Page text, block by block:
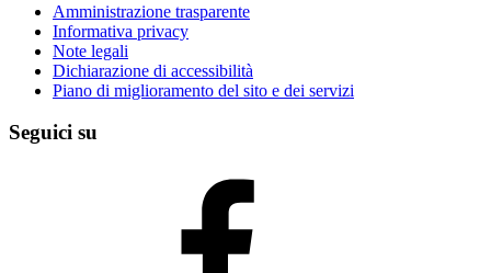
Amministrazione trasparente
Informativa privacy
Note legali
Dichiarazione di accessibilità
Piano di miglioramento del sito e dei servizi
Seguici su